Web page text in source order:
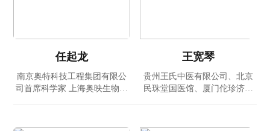
任起龙
南京奥特科技工程集团有限公
司首席科学家 上海奥映生物科
王宽琴
贵州王氏中医有限公司、北京
民珠堂国医馆、厦门佗珍济世